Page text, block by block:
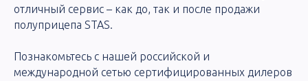
отличный сервис – как до, так и после продажи
полуприцепа STAS.
Познакомьтесь с нашей российской и
международной сетью сертифицированных дилеров